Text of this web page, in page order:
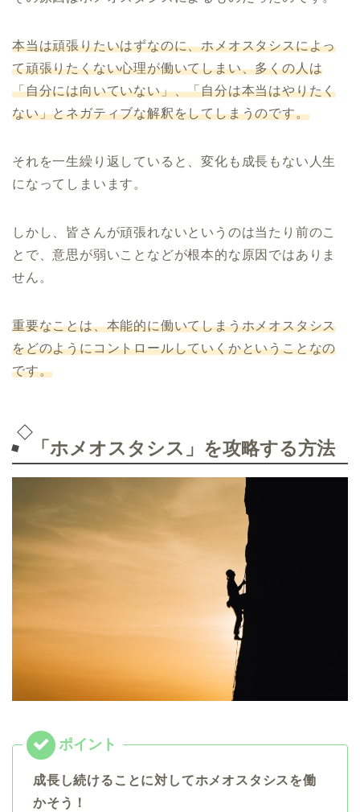
本当は頑張りたいはずなのに、ホメオスタシスによっ
て頑張りたくない心理が働いてしまい、多くの人は
「自分には向いていない」、「自分は本当はやりたく
ない」とネガティブな解釈をしてしまうのです。
それを一生繰り返していると、変化も成長もない人生
になってしまいます。
しかし、皆さんが頑張れないというのは当たり前のこ
とで、意思が弱いことなどが根本的な原因ではありま
せん。
重要なことは、本能的に働いてしまうホメオスタシス
をどのようにコントロールしていくかということなの
です。
「ホメオスタシス」を攻略する方法
成長し続けることに対してホメオスタシスを働
かそう！